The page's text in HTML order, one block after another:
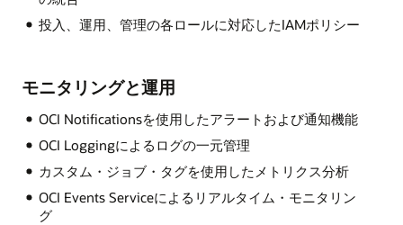
投入、運用、管理の各ロールに対応したIAMポリシー
モニタリングと運用
OCI Notificationsを使用したアラートおよび通知機能
OCI Loggingによるログの一元管理
カスタム・ジョブ・タグを使用したメトリクス分析
OCI Events Serviceによるリアルタイム・モニタリン
グ